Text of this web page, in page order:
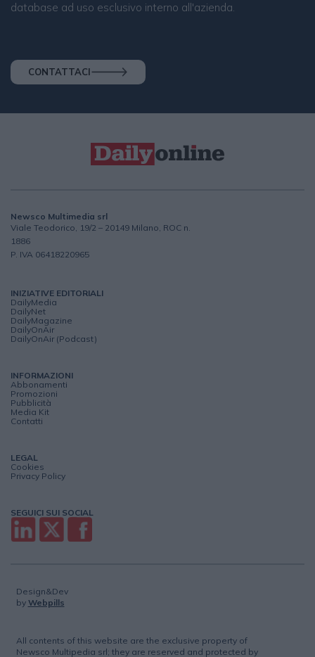
database ad uso esclusivo interno all'azienda.
CONTATTACI
Newsco Multimedia srl
Viale Teodorico, 19/2 – 20149 Milano, ROC n.
1886
P. IVA 06418220965
INIZIATIVE EDITORIALI
DailyMedia
DailyNet
DailyMagazine
DailyOnAir
DailyOnAir (Podcast)
INFORMAZIONI
Abbonamenti
Promozioni
Pubblicità
Media Kit
Contatti
LEGAL
Cookies
Privacy Policy
SEGUICI SUI SOCIAL
Design&Dev
by Webpills
All contents of this website are the exclusive property of
Newsco Multipedia srl; they are reserved and protected by